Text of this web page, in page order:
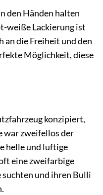
den Händen halten
weiße Lackierung ist
an die Freiheit und den
Möglichkeit, diese
konzipiert,
war zweifellos der
helle und luftige
eine zweifarbige
suchten und ihren Bulli